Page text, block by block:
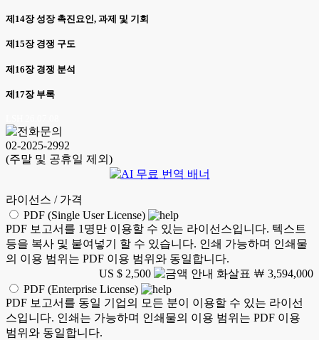
제14장 성장 촉진요인, 과제 및 기회
제15장 경쟁 구도
제16장 경쟁 분석
제17장 부록
02-2025-2992
(주말 및 공휴일 제외)
라이선스 / 가격
PDF (Single User License)
PDF 보고서를 1명만 이용할 수 있는 라이선스입니다. 텍스트
등을 복사 및 붙여넣기 할 수 있습니다. 인쇄 가능하며 인쇄물
의 이용 범위는 PDF 이용 범위와 동일합니다.
US $ 2,500
￦ 3,594,000
PDF (Enterprise License)
PDF 보고서를 동일 기업의 모든 분이 이용할 수 있는 라이선
스입니다. 인쇄는 가능하며 인쇄물의 이용 범위는 PDF 이용
범위와 동일합니다.